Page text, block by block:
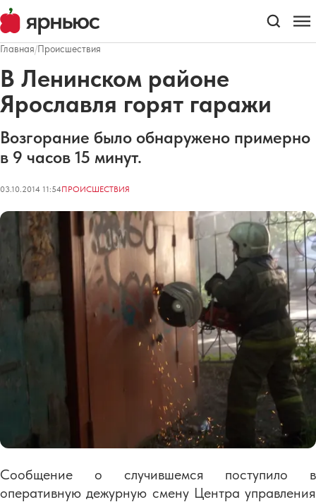
Главная/Происшествия
В Ленинском районе
Ярославля горят гаражи
Возгорание было обнаружено примерно
в 9 часов 15 минут.
03.10.2014 11:54ПРОИСШЕСТВИЯ
Сообщение о случившемся поступило в
оперативную дежурную смену Центра управления